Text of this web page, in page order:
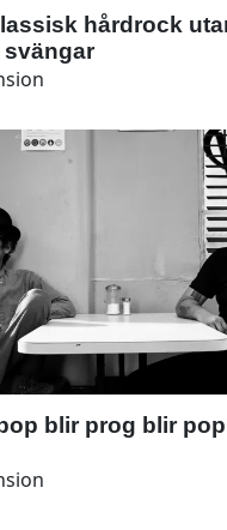
hårdrock
blir prog blir